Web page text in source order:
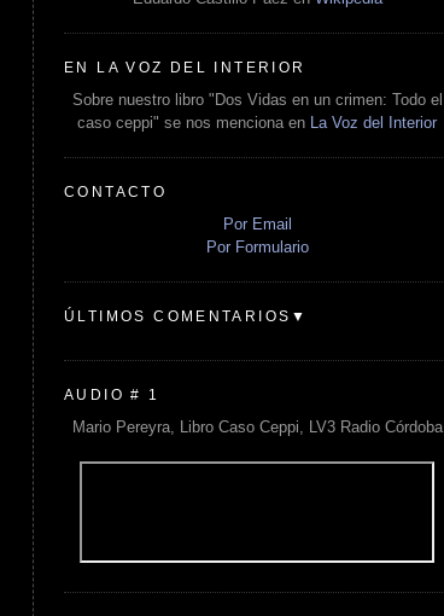
EN LA VOZ DEL INTERIOR
Sobre nuestro libro "Dos Vidas en un crimen: Todo el
caso ceppi" se nos menciona en
La Voz del Interior
CONTACTO
Por Email
Por Formulario
ÚLTIMOS COMENTARIOS▼
AUDIO # 1
Mario Pereyra, Libro Caso Ceppi, LV3 Radio Córdoba